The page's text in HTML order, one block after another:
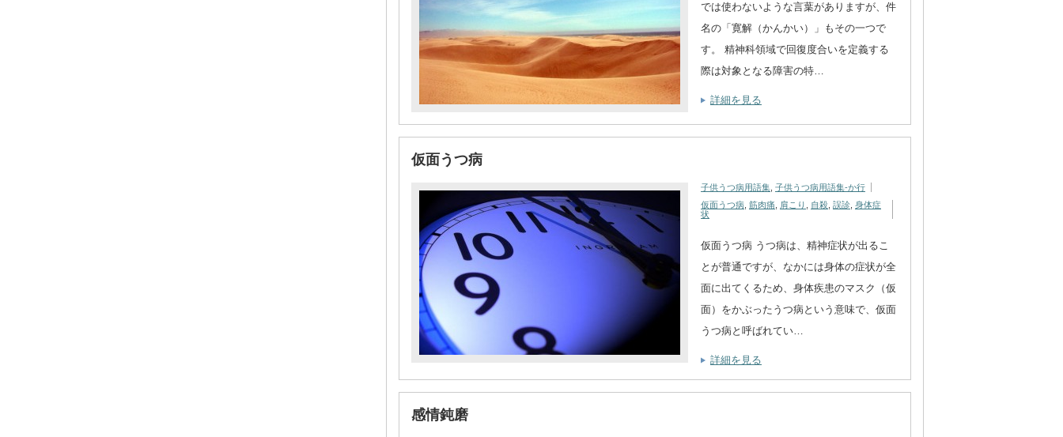
では使わないような言葉がありますが、件
名の「寛解（かんかい）」もその一つで
す。 精神科領域で回復度合いを定義する
際は対象となる障害の特…
詳細を見る
仮面うつ病
子供うつ病用語集 子供うつ病用語集-か行
仮面うつ病 筋肉痛 肩こり 自殺 誤診 身体症
状
仮面うつ病 うつ病は、精神症状が出るこ
とが普通ですが、なかには身体の症状が全
面に出てくるため、身体疾患のマスク（仮
面）をかぶったうつ病という意味で、仮面
うつ病と呼ばれてい…
詳細を見る
感情鈍磨